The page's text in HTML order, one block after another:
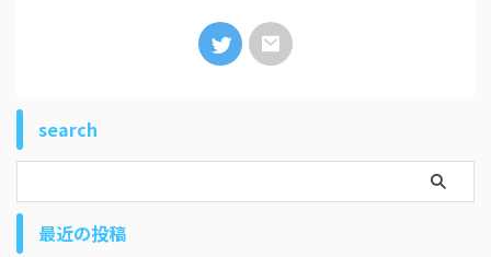
search
最近の投稿